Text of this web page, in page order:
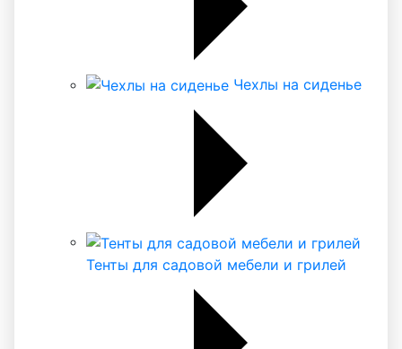
Чехлы на сиденье
Тенты для садовой мебели и грилей